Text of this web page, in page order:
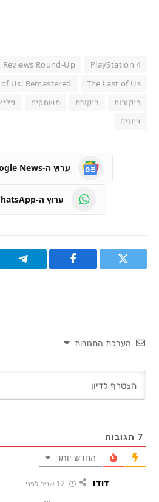
PlayStation 4
Reviews Round-Up
The Last of Us
Us: Remastered
ביקורות
ביקורת משחקים
ציונים
ערוץ ה-Google News של גיימפרו
ערוץ ה-WhatsApp של גיימפרו
טוויטר פייסבוק
מערכת התגובות
7 תגובות
החדש יותר
דודו